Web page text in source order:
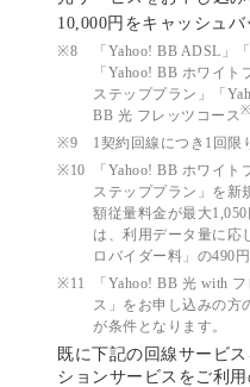
10,000円をキャッシュバ
※8
「Yahoo! BB ADSL」
「Yahoo! BB ホワイ
ステッププラン」「
BB 光 フレッツコース
※9
1契約回線につき1回限
※10
「Yahoo! BB ホワイ
ステッププラン」を新
額従量料金が最大
は、利用データ量に応
ロバイダー料」の490
※11
「Yahoo! BB 光 with
ス」をお申し込みの方
が条件となります。
既に下記の回線サービ
ションサービスをご利